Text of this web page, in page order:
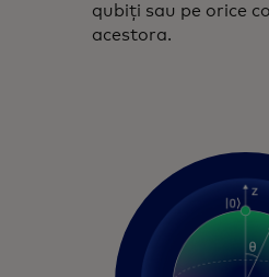
qubiți sau pe orice
acestora.